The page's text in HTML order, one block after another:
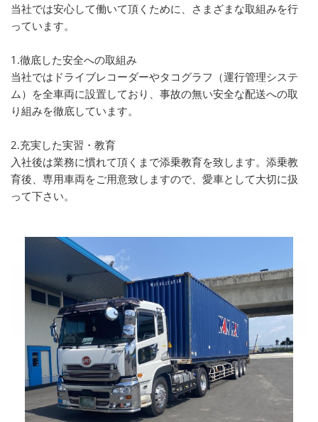
当社では安心して働いて頂くために、さまざまな取組みを行
っています。
1.徹底した安全への取組み
当社ではドライブレコーダーやタコグラフ（運行管理システ
ム）を全車両に設置しており、事故の無い安全な配送への取
り組みを徹底しています。
2.充実した実習・教育
入社後は業務に慣れて頂くまで添乗教育を致します。添乗教
育後、専用車両をご用意致しますので、愛車として大切に扱
って下さい。